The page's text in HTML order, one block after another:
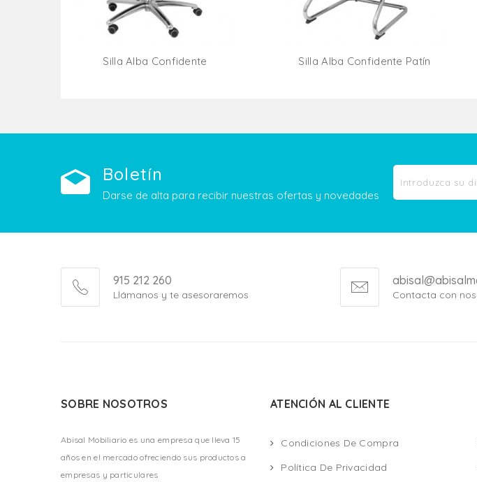
Silla Alba Confidente
Silla Alba Confidente Patín
Boletín
Darse de alta para recibir nuestras ofertas y novedades
915 212 260
Llámanos y te asesoraremos Contacta con
SOBRE NOSOTROS
Abisal Mobiliario es una empresa que lleva 15
años en el mercado ofreciendo sus productos a
empresas y particulares
ATENCIÓN AL CLIENTE
Condiciones De Compra
Política De Privacidad